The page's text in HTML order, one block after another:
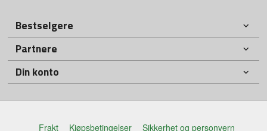
Bestselgere
Partnere
Din konto
Frakt Kjøpsbetingelser Sikkerhet og personvern